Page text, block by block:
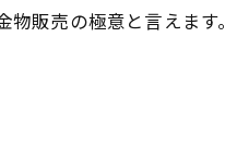
販売の極意と言えます。